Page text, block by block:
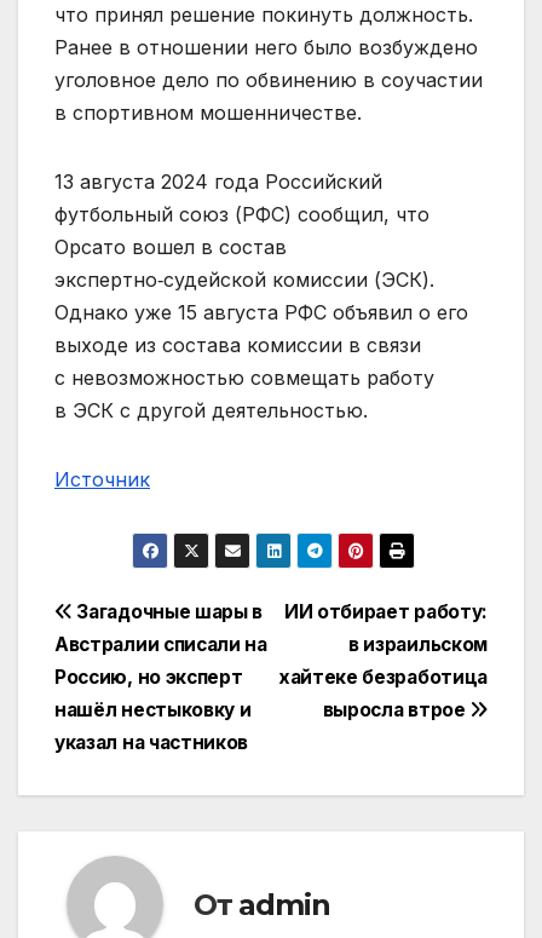
что принял решение покинуть должность.
Ранее в отношении него было возбуждено
уголовное дело по обвинению в соучастии
в спортивном мошенничестве.
13 августа 2024 года Российский
футбольный союз (РФС) сообщил, что
Орсато вошел в состав
экспертно‑судейской комиссии (ЭСК).
Однако уже 15 августа РФС объявил о его
выходе из состава комиссии в связи
с невозможностью совмещать работу
в ЭСК с другой деятельностью.
Источник
Навигация
по
записям
ИИ отбирает работу:
в израильском
хайтеке безработица
выросла втрое
Загадочные шары в
Австралии списали на
Россию, но эксперт
нашёл нестыковку и
указал на частников
От admin